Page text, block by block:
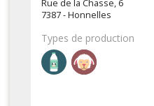
Rue de la Chasse, 6
7387 - Honnelles
Types de production